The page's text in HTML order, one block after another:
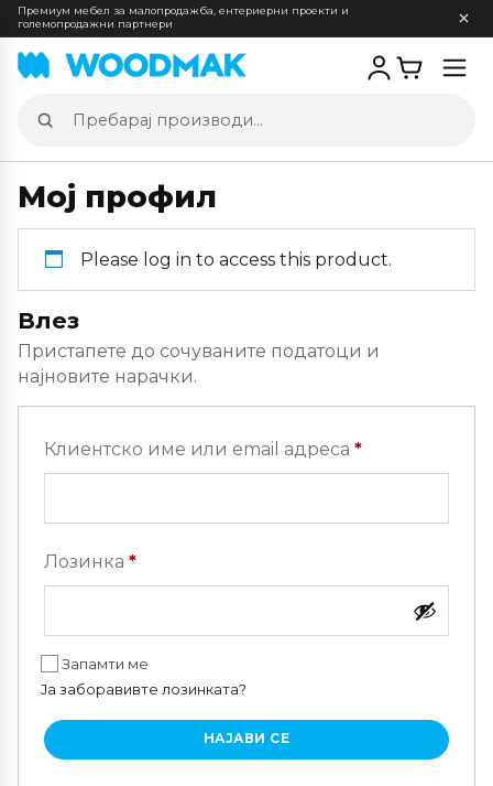
Премиум мебел за малопродажба, ентериерни проекти и
големопродажни партнери
Пребарај
производи
Мој профил
Please log in to access this product.
Влез
Пристапете до сочуваните податоци и
најновите нарачки.
Клиентско име или email адреса *
Лозинка *Задолжително
Запамти ме
Ја заборавивте лозинката?
НАЈАВИ СЕ